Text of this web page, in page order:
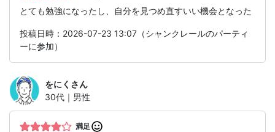
とても勉強になったし、自分を見つめ直すいい機会となった
投稿日時：2026-07-23 13:07（シャンクレールのパーティ
ーに参加）
をにく さん
30代｜男性
満足